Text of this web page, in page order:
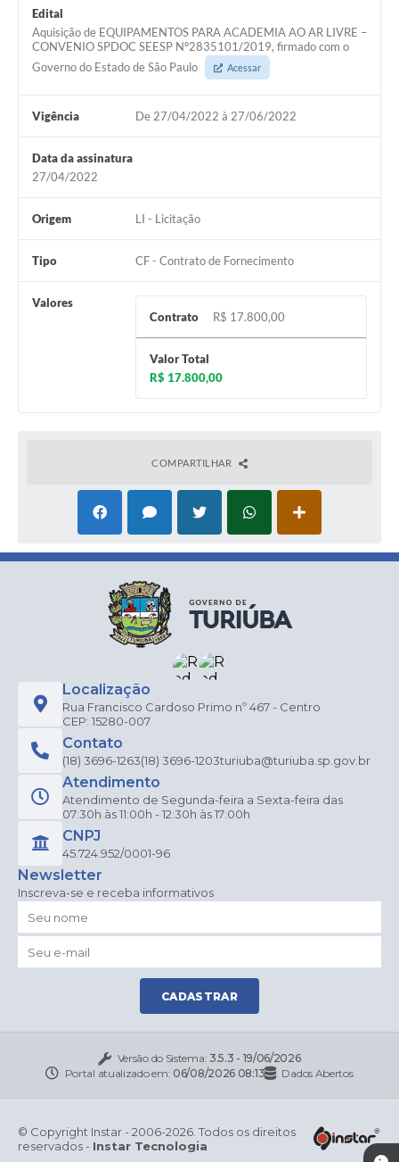
Edital
Aquisição de EQUIPAMENTOS PARA ACADEMIA AO AR LIVRE –
CONVENIO SPDOC SEESP Nº2835101/2019, firmado com o
Governo do Estado de São Paulo
Acessar
Vigência De 27/04/2022 à 27/06/2022
Data da assinatura
27/04/2022
Origem LI - Licitação
Tipo CF - Contrato de Fornecimento
Valores
Contrato
R$ 17.800,00
Valor Total
R$ 17.800,00
COMPARTILHAR
Localização
Rua Francisco Cardoso Primo nº 467 - Centro
CEP: 15280-007
Contato
(18) 3696-1263(18) 3696-1203turiuba@turiuba.sp.gov.br
Atendimento
Atendimento de Segunda-feira a Sexta-feira das
07:30h às 11:00h - 12:30h às 17:00h
CNPJ
45.724.952/0001-96
Newsletter
Inscreva-se e receba informativos
CADASTRAR
Versão do Sistema: 3.5.3 - 19/06/2026
Portal atualizado em: 06/08/2026 08:13 Dados Abertos
© Copyright Instar - 2006-2026. Todos os direitos
reservados - Instar Tecnologia